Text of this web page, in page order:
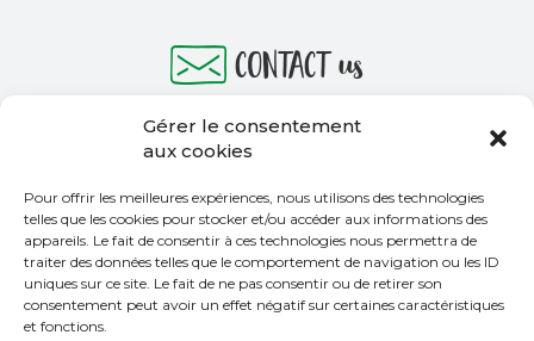
Gérer le consentement
aux cookies
Pour offrir les meilleures expériences, nous utilisons des technologies
telles que les cookies pour stocker et/ou accéder aux informations des
appareils. Le fait de consentir à ces technologies nous permettra de
traiter des données telles que le comportement de navigation ou les ID
uniques sur ce site. Le fait de ne pas consentir ou de retirer son
consentement peut avoir un effet négatif sur certaines caractéristiques
et fonctions.
contactus
producerarea
Zangger
Green-Tillage